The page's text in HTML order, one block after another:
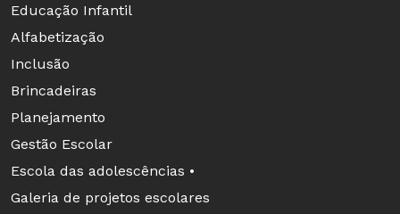
Educação Infantil
Alfabetização
Inclusão
Brincadeiras
Planejamento
Gestão Escolar
Escola das adolescências •
Galeria de projetos escolares